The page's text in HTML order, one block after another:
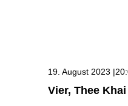
Vier, Thee
19. August 2023